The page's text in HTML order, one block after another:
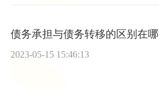
债务承担与债务转移的区别在哪
2023-05-15 15:46:13